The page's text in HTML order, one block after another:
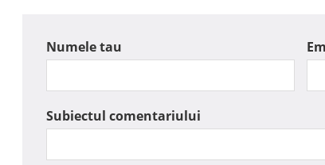
Numele tau
Subiectul comentariului